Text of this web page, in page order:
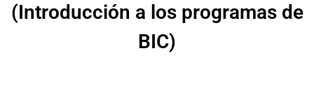
(Introducción a los programas de
BIC)